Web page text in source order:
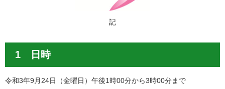
記
1 日時
令和3年9月24日（金曜日）午後1時00分から3時00分まで